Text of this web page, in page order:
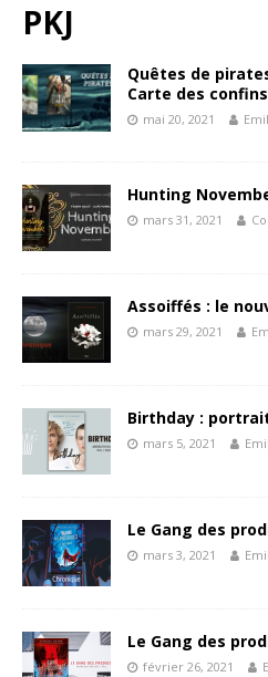
PKJ
Quêtes de
Carte des
mai 20, 2021
Hunting
mars 31, 2021
Assoiffés : le
mars 29, 2021
Birthday :
mars 5, 2021
Le Gang des
mars 3, 2021
Le Gang des
février 26, 2021